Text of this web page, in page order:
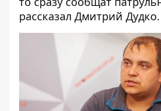
рассказал Дмитрий Дудко.